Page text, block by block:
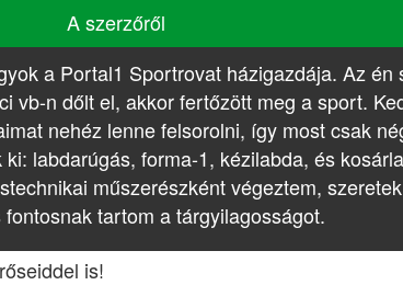
A szerzőről
a Portal1 Sportrovat házigazdája. Az én
vb-n dőlt el, akkor fertőzött meg a sport.
nehéz lenne felsorolni, így most csak
ki: labdarúgás, forma-1, kézilabda, és
műszerészként végeztem,
fontosnak tartom a tárgyilagosságot.
is!